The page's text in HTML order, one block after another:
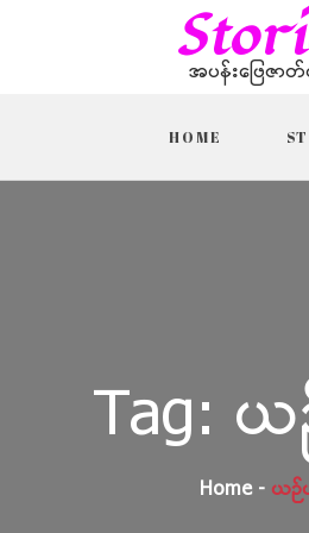
အပန်းဖြေဇာ
HOME
Tag: ယ
Home ယဉ်